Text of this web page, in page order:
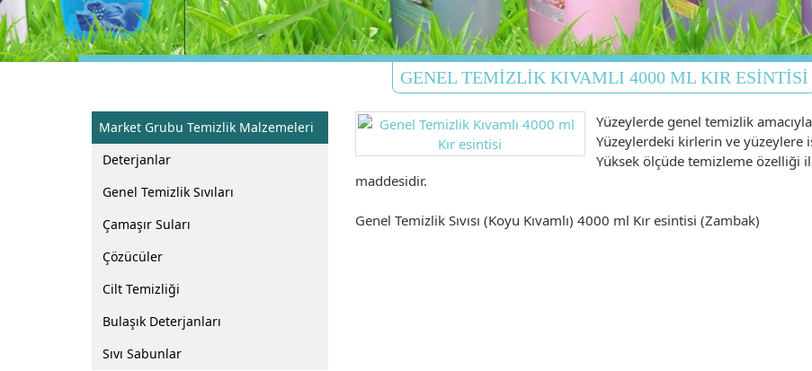
GENEL TEMIZLIK KIVAMLI 4000 ML KIR ESINTISI
Market Grubu Temizlik Malzemeleri
Deterjanlar
Genel Temizlik Sıvıları
Çamaşır Suları
Çözücüler
Cilt Temizliği
Bulaşık Deterjanları
Sıvı Sabunlar
Yüzeylerde genel temizlik
Yüzeylerdeki kirlerin ve yüzeylere
Yüksek ölçüde temizleme özelliği
maddesidir.
Genel Temizlik Sıvısı (Koyu Kıvamlı) 4000 ml Kır esintisi (Zambak)